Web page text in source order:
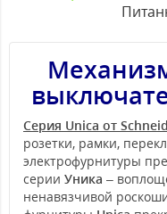
Серия Unica от
розетки, рамки,
электрофурнитуры
серии Уника –
ненавязчивой